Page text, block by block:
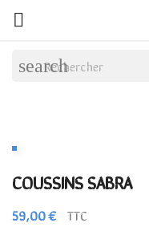

search
COUSSINS SABRA
59,00 € TTC